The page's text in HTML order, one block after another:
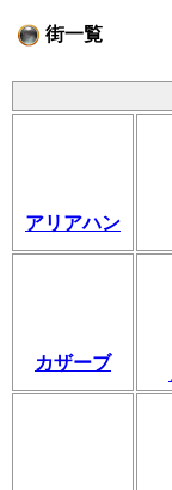
街一覧
アリアハン
カザーブ